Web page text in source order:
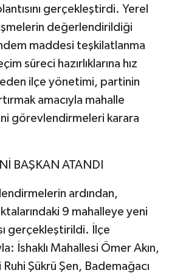
gerçekleştirdi. Yerel
değerlendirildiği
maddesi teşkilatlanma
süreci hazırlıklarına hız
ilçe yönetimi, partinin
amacıyla mahalle
görevlendirmeleri karara
BAŞKAN ATANDI
ardından,
9 mahalleye yeni
gerçekleştirildi. İlçe
İshaklı Mahallesi Ömer Akın,
Şükrü Şen, Bademağacı